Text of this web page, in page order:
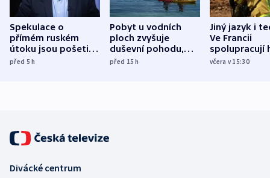
Spekulace o
přímém ruském
útoku jsou pošetilé,
míní estonský
před 5h
Pobyt u vodních
ploch zvyšuje
duševní pohodu,
ukázala
před 15h
Jiný jazyk i
Ve Francii
spolupracují
různých zemí
včera v 15:30
Divácké centrum